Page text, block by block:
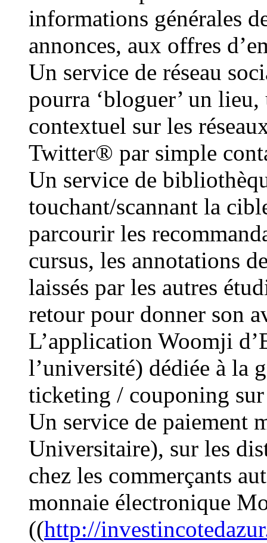
informations générales
annonces, aux offres
Un service de réseau
pourra ‘bloguer’ un
contextuel sur les
Twitter® par simple
Un service de
touchant/scannant la
parcourir les
cursus, les annotations
laissés par les autres
retour pour donner son
L’application Woomji
l’université) dédiée à la
ticketing / couponing
Un service de paiement
Universitaire), sur les
chez les commerçants
monnaie électronique
((http://